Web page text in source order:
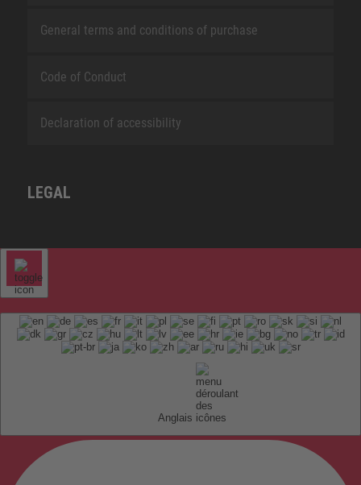
General terms and conditions of purchase
Code of Conduct
Declaration of accessibility
LEGAL
Anglais